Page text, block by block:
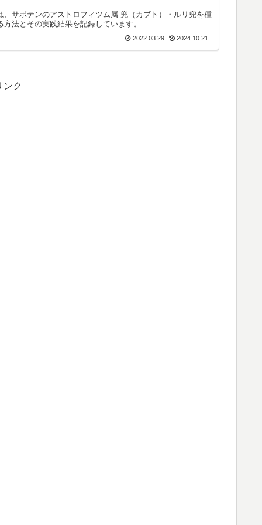
、サボテンのアストロフィツム属 兜（カブト）・ルリ兜を種
方法とその実践結果を記録しています。...
2022.03.29 2024.10.21
ンク